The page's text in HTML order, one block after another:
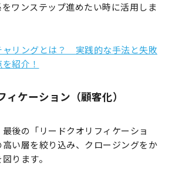
ワンステップ進めたい時に活用しま
ャリングとは？ 実践的な手法と失敗
紹介！
ィケーション（顧客化）
後の「リードクオリフィケーショ
い層を絞り込み、クロージングをか
ります。